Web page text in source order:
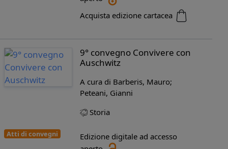
Acquista edizione cartacea
Atti di convegni
9° convegno Convivere con
Auschwitz
A cura di Barberis, Mauro;
Peteani, Gianni
Storia
Edizione digitale ad accesso